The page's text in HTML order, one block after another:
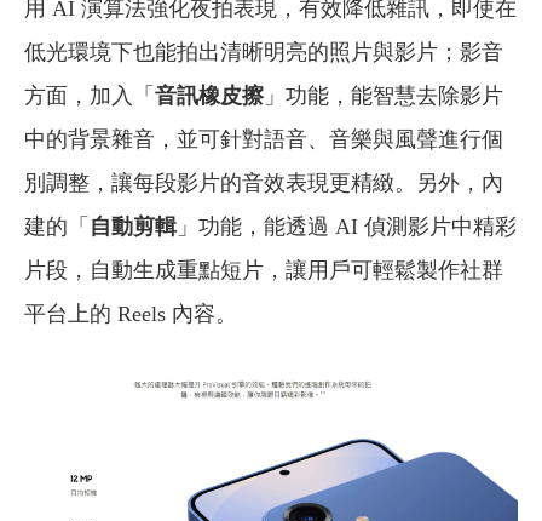
用 AI 演算法強化夜拍表現，有效降低雜訊，即使在
低光環境下也能拍出清晰明亮的照片與影片；影音
方面，加入「 音訊橡皮擦」功能，能智慧去除影片
中的背景雜音，並可針對語音、音樂與風聲進行個
別調整，讓每段影片的音效表現更精緻。另外，內
建的「 自動剪輯」功能，能透過 AI 偵測影片中精彩
片段，自動生成重點短片，讓用戶可輕鬆製作社群
平台上的 Reels 內容。